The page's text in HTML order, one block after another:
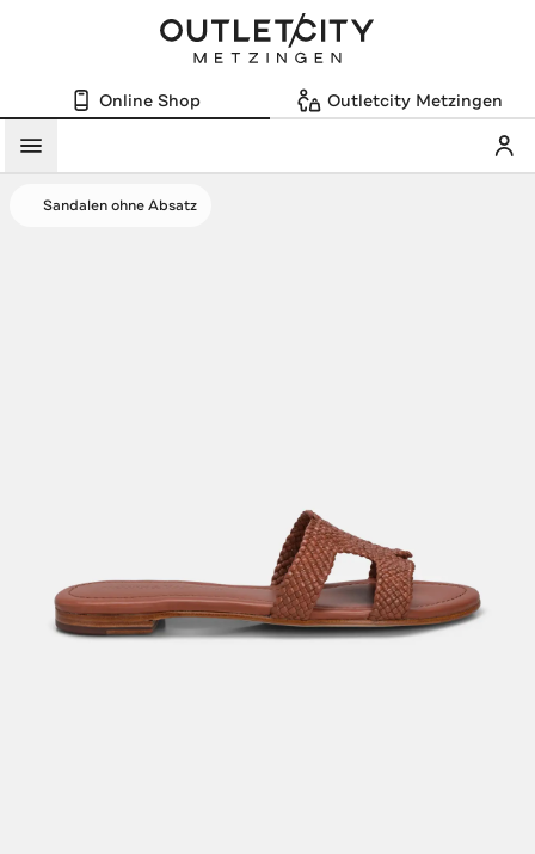
Online Shop Outletcity Metzingen
Menü
Sandalen ohne Absatz